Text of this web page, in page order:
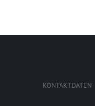
KONTAKTDATEN